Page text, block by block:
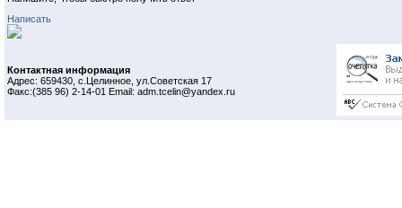
Написать
Контактная информация
Адрес: 659430, с.Целинное, ул.Советская 17
Факс:(385 96) 2-14-01 Email: adm.tcelin@yandex.ru